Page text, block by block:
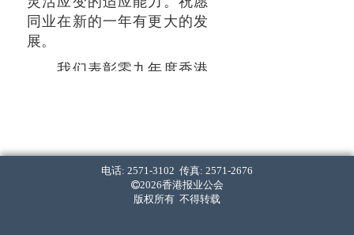
同业在新的一年有更大的发
展。
我们表彰零九年度香港
平，继续为社会大众提供优
质的资讯，进一步提升报业
的影响力，推动社会进步。
本届新闻奖获奖作品内容丰
电话: 2571-3102 传真: 2571-2676
2026香港报业公会
版权所有 不得转载